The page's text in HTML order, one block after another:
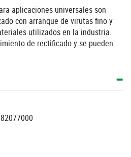
aplicaciones universales son
con arranque de virutas fino y
utilizados en la industria.
de rectificado y se pueden